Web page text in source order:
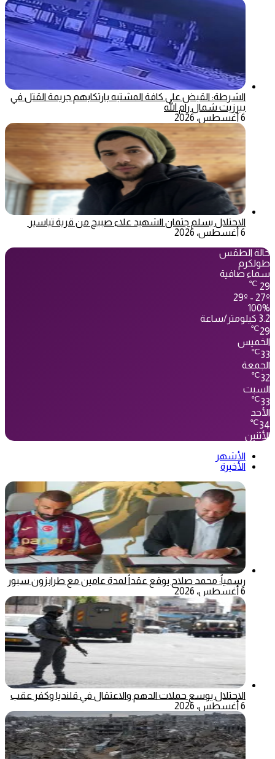
الشرطة: القبض على كافة المشتبه بارتكابهم جريمة القتل في
بيرزيت شمال رام الله
6 أغسطس، 2026
الاحتلال يسلم جثمان الشهيد علاء صبيح من قرية تياسير
6 أغسطس، 2026
حالة الطقس
طولكرم
سماء صافية
29
℃
29º - 27º
100%
3.2 كيلومتر/ساعة
29
℃
الخميس
33
℃
الجمعة
32
℃
السبت
33
℃
الأحد
34
℃
الأثنين
الأشهر
الأخيرة
رسمياً: محمد صلاح يوقع عقداً لمدة عامين مع طرابزون سبور
6 أغسطس، 2026
الاحتلال يوسع حملات الدهم والاعتقال في قلنديا وكفر عقب
6 أغسطس، 2026